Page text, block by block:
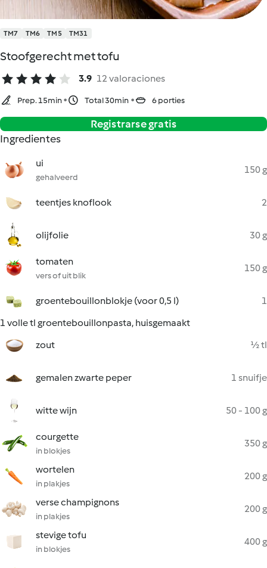
TM7 TM6 TM5 TM31
Stoofgerecht met tofu
3.9 12 valoraciones
Prep. 15min Total 30min 6 porties
Registrarse gratis
Ingredientes
ui
gehalveerd
150 g
teentjes knoflook 2
olijfolie 30 g
tomaten
vers of uit blik
150 g
groentebouillonblokje (voor 0,5 l)
1
1 volle tl groentebouillonpasta, huisgemaakt
zout
½ tl
gemalen zwarte peper 1 snuifje
witte wijn 50 - 100 g
courgette
in blokjes
350 g
wortelen
in plakjes
200 g
verse champignons
in plakjes
200 g
stevige tofu
in blokjes
400 g